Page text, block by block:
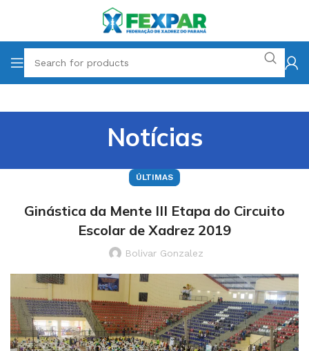
Notícias
ÚLTIMAS
Ginástica da Mente III Etapa do Circuito
Escolar de Xadrez 2019
Bolivar Gonzalez